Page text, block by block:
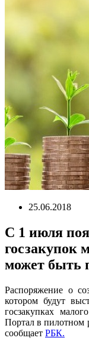
25.06.2018
С 1 июля
госзакупок
может быть
Распоряжение о
котором будут
госзакупках
Портал в пилотном
сообщает РБК.